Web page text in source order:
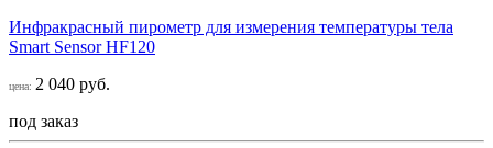
Инфракрасный пирометр для измерения температуры тела
Smart Sensor НF120
цена: 2 040 руб.
под заказ